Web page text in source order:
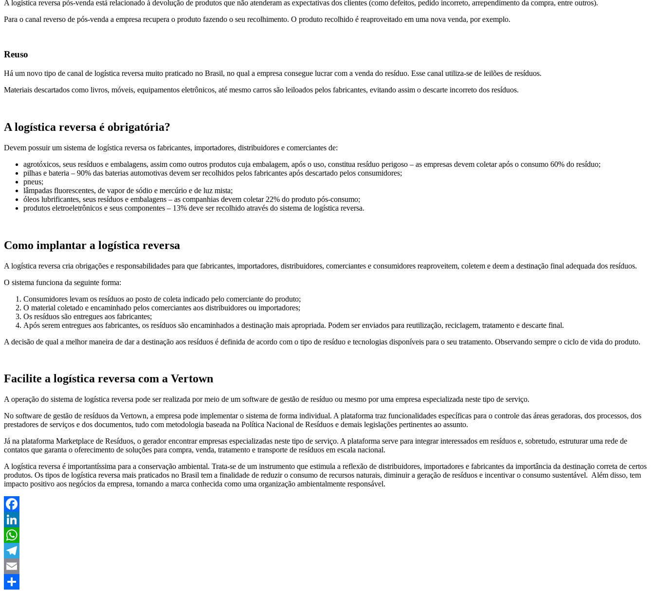
A logística reversa pós-venda está relacionado à devolução de produtos que não atenderam as expectativas dos clientes (como defeitos, pedido incorreto, arrependimento da compra, entre outros).
Para o canal reverso de pós-venda a empresa recupera o produto fazendo o seu recolhimento. O produto recolhido é reaproveitado em uma nova venda, por exemplo.
Reuso
Há um novo tipo de canal de logística reversa muito praticado no Brasil, no qual a empresa consegue lucrar com a venda do resíduo. Esse canal utiliza-se de leilões de resíduos.
Materiais descartados como livros, móveis, equipamentos eletrônicos, até mesmo carros são leiloados pelos fabricantes, evitando assim o descarte incorreto dos resíduos.
A logística reversa é obrigatória?
Devem possuir um sistema de logística reversa os fabricantes, importadores, distribuidores e comerciantes de:
agrotóxicos, seus resíduos e embalagens, assim como outros produtos cuja embalagem, após o uso, constitua resíduo perigoso – as empresas devem coletar após o consumo 60% do resíduo;
pilhas e bateria – 90% das baterias automotivas devem ser recolhidos pelos fabricantes após descartado pelos consumidores;
pneus;
lâmpadas fluorescentes, de vapor de sódio e mercúrio e de luz mista;
óleos lubrificantes, seus resíduos e embalagens – as companhias devem coletar 22% do produto pós-consumo;
produtos eletroeletrônicos e seus componentes – 13% deve ser recolhido através do sistema de logística reversa.
Como implantar a logística reversa
A logística reversa cria obrigações e responsabilidades para que fabricantes, importadores, distribuidores, comerciantes e consumidores reaproveitem, coletem e deem a destinação final adequada dos resíduos.
O sistema funciona da seguinte forma:
Consumidores levam os resíduos ao posto de coleta indicado pelo comerciante do produto;
O material coletado e encaminhado pelos comerciantes aos distribuidores ou importadores;
Os resíduos são entregues aos fabricantes;
Após serem entregues aos fabricantes, os resíduos são encaminhados a destinação mais apropriada. Podem ser enviados para reutilização, reciclagem, tratamento e descarte final.
A decisão de qual a melhor maneira de dar a destinação aos resíduos é definida de acordo com o tipo de resíduo e tecnologias disponíveis para o seu tratamento. Observando sempre o ciclo de vida do produto.
Facilite a logística reversa com a Vertown
A operação do sistema de logística reversa pode ser realizada por meio de um software de gestão de resíduo ou mesmo por uma empresa especializada neste tipo de serviço.
No software de gestão de resíduos da Vertown, a empresa pode implementar o sistema de forma individual. A plataforma traz funcionalidades específicas para o controle das áreas geradoras, dos processos, dos
prestadores de serviços e dos documentos, tudo com metodologia baseada na Política Nacional de Resíduos e demais legislações pertinentes ao assunto.
Já na plataforma Marketplace de Resíduos, o gerador encontrar empresas especializadas neste tipo de serviço. A plataforma serve para integrar interessados em resíduos e, sobretudo, estruturar uma rede de
contatos que garanta o oferecimento de soluções para compra, venda, tratamento e transporte de resíduos em escala nacional.
A logística reversa é importantíssima para a conservação ambiental. Trata-se de um instrumento que estimula a reflexão de distribuidores, importadores e fabricantes da importância da destinação correta de certos
produtos. Os tipos de logística reversa mais praticados no Brasil tem a finalidade de reduzir o consumo de recursos naturais, diminuir a geração de resíduos e incentivar o consumo sustentável. Além disso, tem
impacto positivo aos negócios da empresa, tornando a marca conhecida como uma organização ambientalmente responsável.
Facebook
LinkedIn
WhatsApp
Telegram
Email